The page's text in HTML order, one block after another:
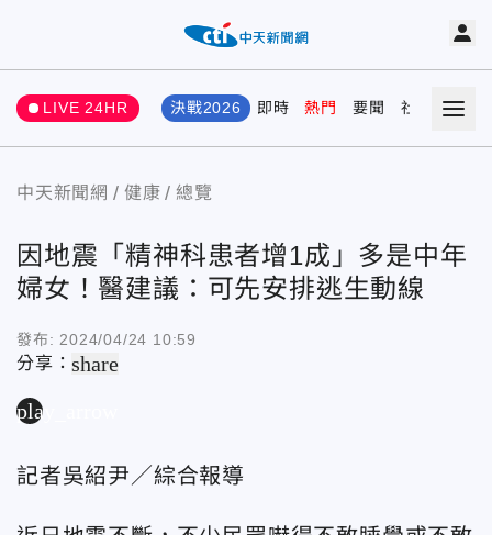
LIVE 24HR 決戰2026 即時 熱門 要聞 社會 娛樂
中天新聞網 健康 總覽
因地震「精神科患者增1成」多是中年
婦女！醫建議：可先安排逃生動線
發布: 2024/04/24 10:59
分享：share
play_arrow
記者吳紹尹／綜合報導